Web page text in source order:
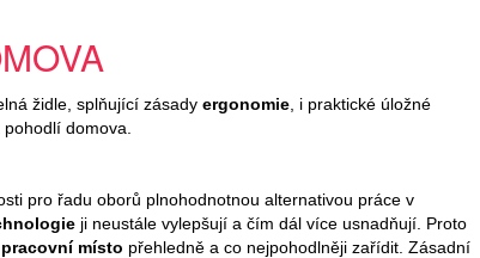
židle, splňující zásady ergonomie , i praktické úložné
domova.
pro řadu oborů plnohodnotnou alternativou práce v
ji neustále vylepšují a čím dál více usnadňují. Proto
místo přehledně a co nejpohodlněji zařídit. Zásadní